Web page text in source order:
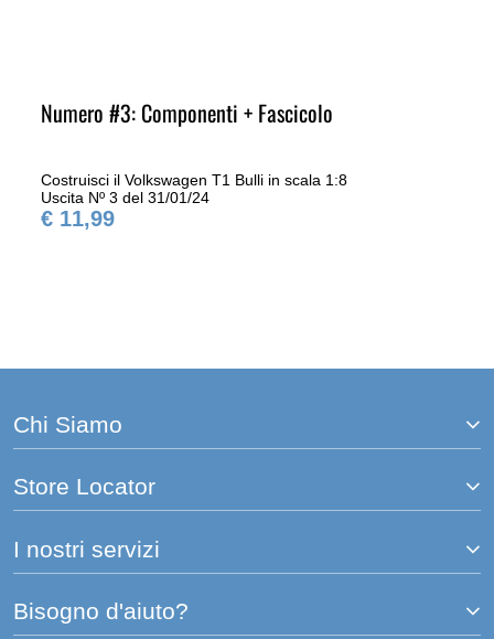
Numero #3: Componenti + Fascicolo
Costruisci il Volkswagen T1 Bulli in scala 1:8
Uscita Nº 3 del 31/01/24
€ 11,99
Chi Siamo
Store Locator
I nostri servizi
Bisogno d'aiuto?